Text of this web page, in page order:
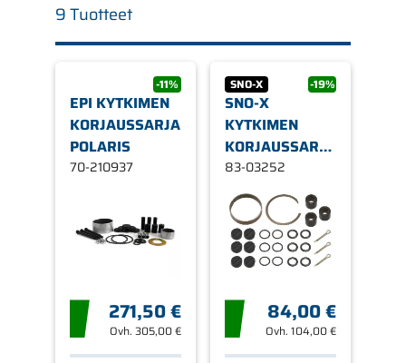
9 Tuotteet
-11%
EPI KYTKIMEN
KORJAUSSARJA
POLARIS
70-210937
271,50 €
Ovh. 305,00 €
SNO-X -19%
SNO-X
KYTKIMEN
KORJAUSSARJA
BRP 550/600
09-18
83-03252
84,00 €
Ovh.104,00 €